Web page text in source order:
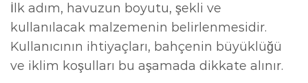
İlk adım, havuzun boyutu, şekli ve
kullanılacak malzemenin belirlenmesidir.
Kullanıcının ihtiyaçları, bahçenin büyüklüğü
ve iklim koşulları bu aşamada dikkate alınır.